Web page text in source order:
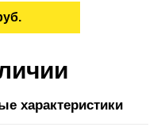
характеристики